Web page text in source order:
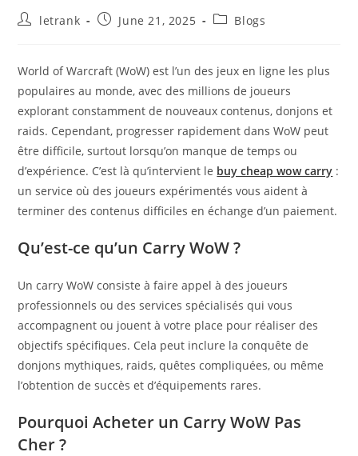
Postletrank
PostJune 21, 2025
PostBlogs
World of Warcraft (WoW) est l’un des jeux en ligne les plus
populaires au monde, avec des millions de joueurs
explorant constamment de nouveaux contenus, donjons et
raids. Cependant, progresser rapidement dans WoW peut
être difficile, surtout lorsqu’on manque de temps ou
d’expérience. C’est là qu’intervient le buy cheap wow carry :
un service où des joueurs expérimentés vous aident à
terminer des contenus difficiles en échange d’un paiement.
Qu’est-ce qu’un Carry WoW ?
Un carry WoW consiste à faire appel à des joueurs
professionnels ou des services spécialisés qui vous
accompagnent ou jouent à votre place pour réaliser des
objectifs spécifiques. Cela peut inclure la conquête de
donjons mythiques, raids, quêtes compliquées, ou même
l’obtention de succès et d’équipements rares.
Pourquoi Acheter un Carry WoW Pas
Cher ?